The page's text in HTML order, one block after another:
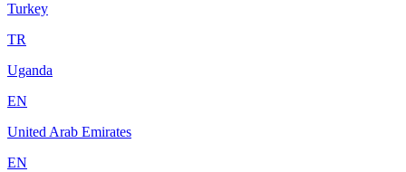
Turkey
TR
Uganda
EN
United Arab Emirates
EN